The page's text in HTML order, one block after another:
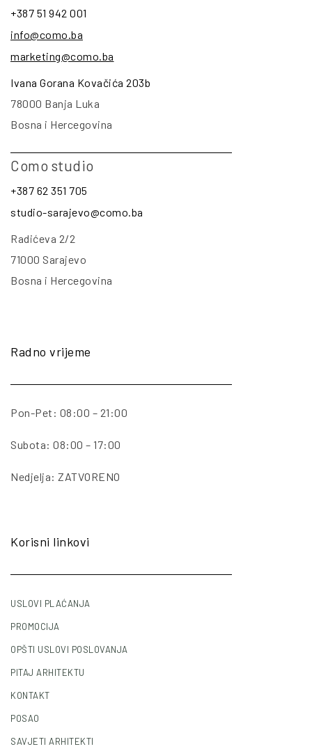
+387 51 942 001
info@como.ba
marketing@como.ba
Ivana Gorana Kovačića 203b
78000 Banja Luka
Bosna i Hercegovina
Como studio
+387 62 351 705
studio-sarajevo@como.ba
Radićeva 2/2
71000 Sarajevo
Bosna i Hercegovina
Radno vrijeme
Pon-Pet: 08:00 – 21:00
Subota: 08:00 – 17:00
Nedjelja: ZATVORENO
Korisni linkovi
USLOVI PLAĆANJA
PROMOCIJA
OPŠTI USLOVI POSLOVANJA
PITAJ ARHITEKTU
KONTAKT
POSAO
SAVJETI ARHITEKTI